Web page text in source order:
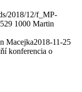
2018/12/f_MP-
529 1000 Martin
Macejka2018-11-25
konferencia o